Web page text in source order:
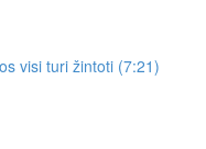
visi turi žintoti (7:21)